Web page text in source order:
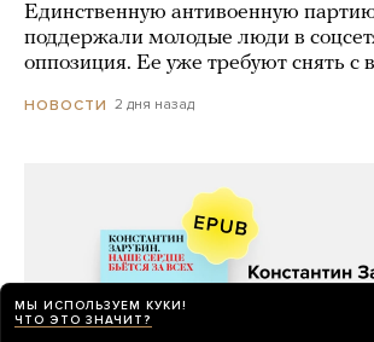
Единственную антивоенную
поддержали молодые люди в
оппозиция. Ее уже требуют снять с
НОВОСТИ 2 дня назад
МЫ ИСПОЛЬЗУЕМ КУКИ!
ЧТО ЭТО ЗНАЧИТ?